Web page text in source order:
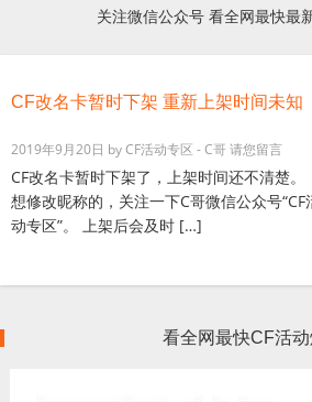
关注微信公众号 看全网最快最
CF改名卡暂时下架 重新上架时间未知
2019年9月20日 byCF活动专区 - C哥请您留言
CF改名卡暂时下架了，上架时间还不清楚。
想修改昵称的，关注一下C哥微信公众号“CF
动专区”。 上架后会及时 […]
看全网最快CF活